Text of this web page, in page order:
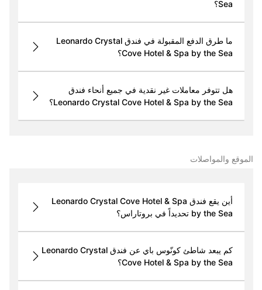
Sea؟
ما طرق الدفع المقبولة في فندق Leonardo Crystal
Cove Hotel & Spa by the Sea؟
هل تتوفر معاملات غير نقدية في جميع أنحاء فندق
Leonardo Crystal Cove Hotel & Spa by the Sea؟
الموقع والمواصلات
أين يقع فندق Leonardo Crystal Cove Hotel & Spa
by the Sea تحديداً في بروتاراس؟
كم يبعد شاطئ كونّوس باي عن فندق Leonardo Crystal
Cove Hotel & Spa by the Sea؟